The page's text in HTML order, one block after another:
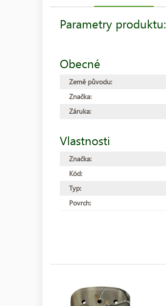
Parametry produktu:
Obecné
Země původu:
Značka:
Záruka:
Vlastnosti
Značka:
Kód:
Typ:
Povrch: